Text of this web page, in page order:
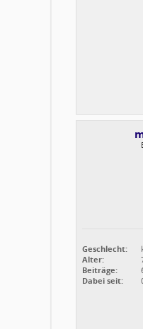
Geschlecht:
Alter:
Beiträge:
Dabei seit: